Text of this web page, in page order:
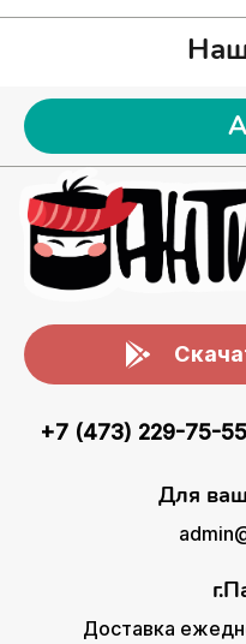
+7 (473) 229-75-55
Для
Доставка